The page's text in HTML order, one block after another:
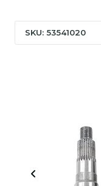
SKU: 53541020